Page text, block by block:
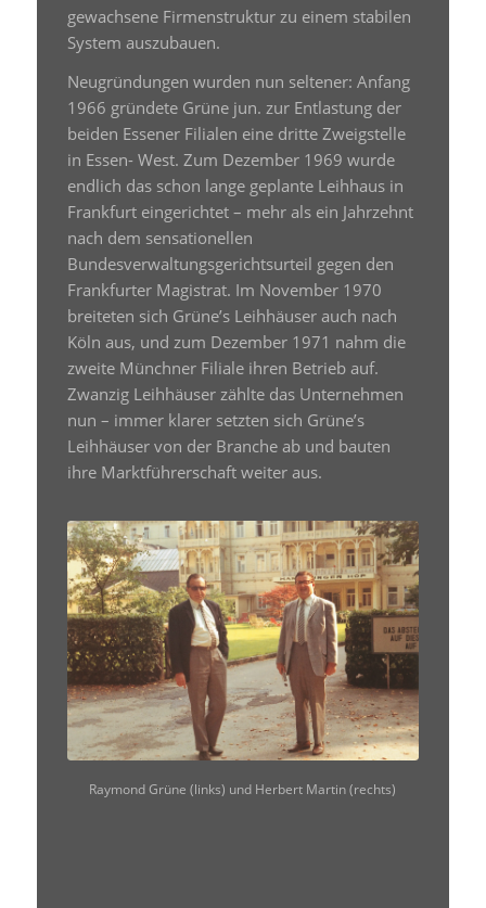
gewachsene Firmenstruktur zu einem stabilen
System auszubauen.
Neugründungen wurden nun seltener: Anfang
1966 gründete Grüne jun. zur Entlastung der
beiden Essener Filialen eine dritte Zweigstelle
in Essen- West. Zum Dezember 1969 wurde
endlich das schon lange geplante Leihhaus in
Frankfurt eingerichtet – mehr als ein Jahrzehnt
nach dem sensationellen
Bundesverwaltungsgerichtsurteil gegen den
Frankfurter Magistrat. Im November 1970
breiteten sich Grüne’s Leihhäuser auch nach
Köln aus, und zum Dezember 1971 nahm die
zweite Münchner Filiale ihren Betrieb auf.
Zwanzig Leihhäuser zählte das Unternehmen
nun – immer klarer setzten sich Grüne’s
Leihhäuser von der Branche ab und bauten
ihre Marktführerschaft weiter aus.
Raymond Grüne (links) und Herbert Martin (rechts)